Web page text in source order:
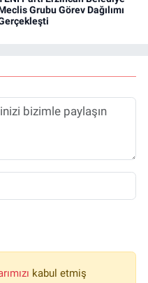
Grubu Görev Dağılımı
kabul etmiş